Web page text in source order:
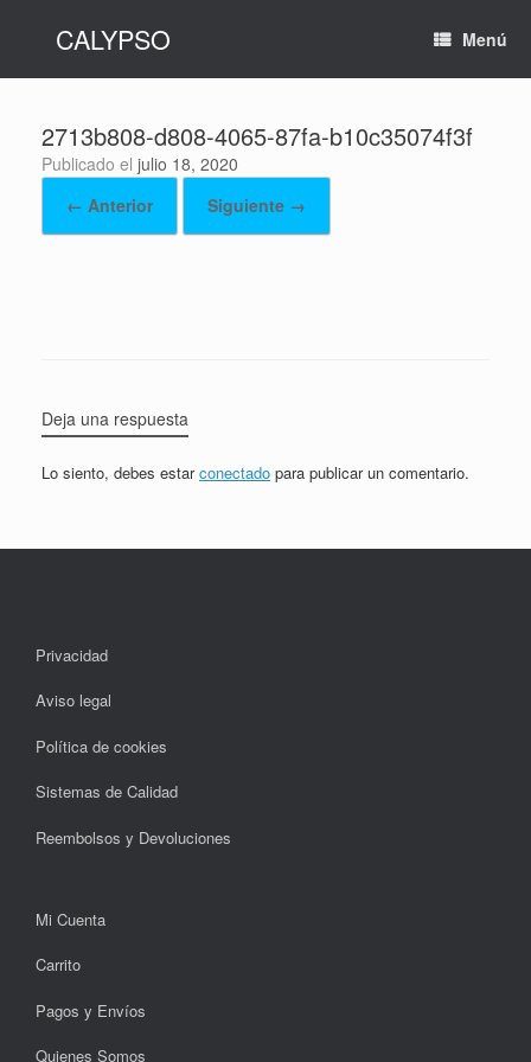
contenidoCALYPSO Menú
2713b808-d808-4065-87fa-b10c35074f3f
Publicado el julio 18, 2020
← Anterior
Siguiente →
Deja una respuesta
Lo siento, debes estarconectado para publicar un comentario.
Privacidad
Aviso legal
Política de cookies
Sistemas de Calidad
Reembolsos y Devoluciones
Mi Cuenta
Carrito
Pagos y Envíos
Quienes Somos